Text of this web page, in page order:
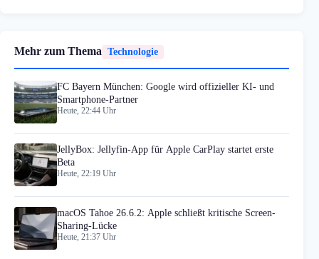
Mehr zum Thema Technologie
FC Bayern München: Google wird offizieller KI- und
Smartphone-Partner
Heute, 22:44 Uhr
JellyBox: Jellyfin-App für Apple CarPlay startet erste
Beta
Heute, 22:19 Uhr
macOS Tahoe 26.6.2: Apple schließt kritische Screen-
Sharing-Lücke
Heute, 21:37 Uhr